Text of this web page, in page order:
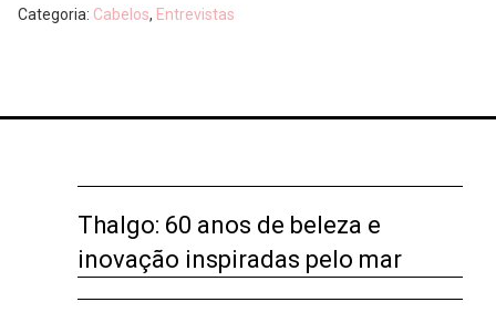
Categoria: Cabelos, Entrevistas
Thalgo: 60 anos de beleza e
inovação inspiradas pelo mar